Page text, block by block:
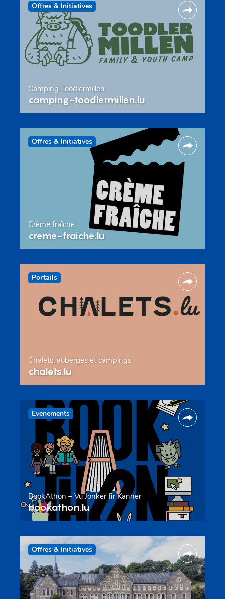
Offres & Initiatives
Camping Toodlermillen
camping-toodlermillen.lu
Offres & Initiatives
Crème fraîche
creme-fraiche.lu
Portails
Chalets, auberges et campings
chalets.lu
Evenements
BookAthon – Vu Jonker fir Kanner
bookathon.lu
Offres & Initiatives